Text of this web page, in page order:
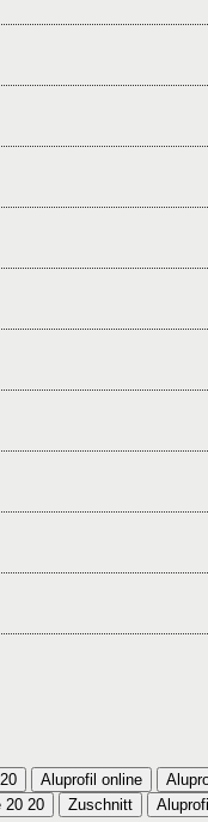
Aluprofil online
20 20 Zuschnitt